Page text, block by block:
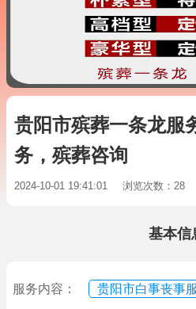
贵阳市殡葬一条龙服
务，殡葬咨询
2024-10-01 19:41:01 浏览次数：28
基本信
服务内容： 贵阳市白事丧事